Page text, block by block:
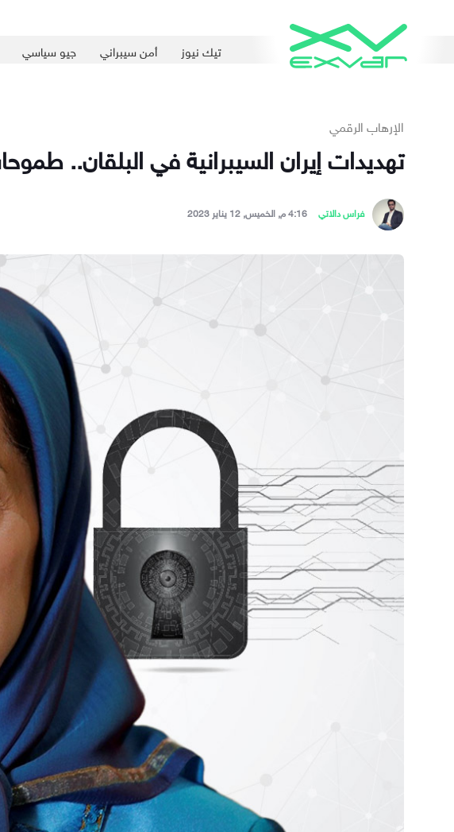
تيك نيوز أمن سيبراني جيو سياسي
الإرهاب الرقمي
تهديدات إيران السيبرانية في البلقان..
فراس دالاتي 4:16 م, الخميس, 12 يناير 2023